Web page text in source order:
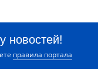
новостей!
правила портала